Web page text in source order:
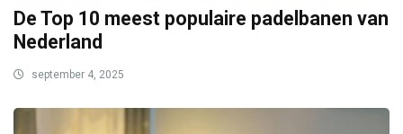
De Top 10 meest populaire padelbanen van
Nederland
september 4, 2025